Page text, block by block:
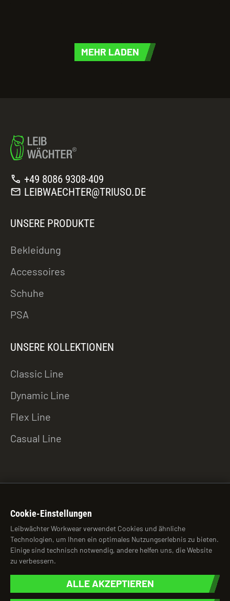
MEHR LADEN
call +49 8086 9308-409
mail LEIBWAECHTER@TRIUSO.DE
UNSERE PRODUKTE
Bekleidung
Accessoires
Schuhe
PSA
UNSERE KOLLEKTIONEN
Classic Line
Dynamic Line
Flex Line
Casual Line
© 2026 Leibwächter Workwear
brightness_auto
Cookie-Einstellungen
Leibwächter Workwear verwendet Cookies und ähnliche
Technologien, um Ihnen ein optimales Nutzungserlebnis zu bieten.
Einige sind technisch notwendig, andere helfen uns, die Website
zu verbessern.
ALLE AKZEPTIEREN